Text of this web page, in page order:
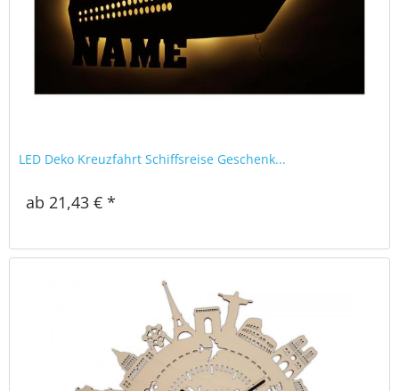
LED Deko Kreuzfahrt Schiffsreise Geschenk...
ab 21,43 € *